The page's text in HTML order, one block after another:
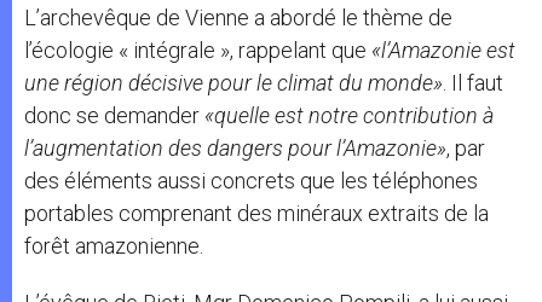
L’archevêque de Vienne a abordé le thème de
l’écologie « intégrale », rappelant que «l’Amazonie est
une région décisive pour le climat du monde». Il faut
donc se demander «quelle est notre contribution à
l’augmentation des dangers pour l’Amazonie», par
des éléments aussi concrets que les téléphones
portables comprenant des minéraux extraits de la
forêt amazonienne.